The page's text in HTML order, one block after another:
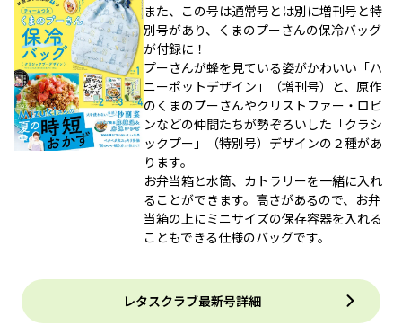
また、この号は通常号とは別に増刊号と特
別号があり、くまのプーさんの保冷バッグ
が付録に！
プーさんが蜂を見ている姿がかわいい「ハ
ニーポットデザイン」（増刊号）と、原作
のくまのプーさんやクリストファー・ロビ
ンなどの仲間たちが勢ぞろいした「クラシ
ックプー」（特別号）デザインの２種があ
ります。
お弁当箱と水筒、カトラリーを一緒に入れ
ることができます。高さがあるので、お弁
当箱の上にミニサイズの保存容器を入れる
こともできる仕様のバッグです。
レタスクラブ最新号詳細